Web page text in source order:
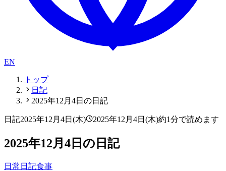
EN
トップ
日記
2025年12月4日の日記
日記2025年12月4日(木) 2025年12月4日(木)約1分で読めます
2025年12月4日の日記
日常 日記食事